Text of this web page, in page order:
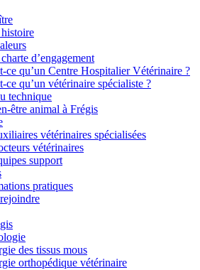
d’engagement
ce qu’un Centre Hospitalier Vétérinaire ?
ce qu’un vétérinaire spécialiste ?
technique
être animal à Frégis
vétérinaires spécialisées
vétérinaires
support
pratiques
des tissus mous
orthopédique vétérinaire